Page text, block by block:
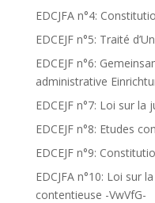
EDCJFA n°4:
EDCEJF n°5: Traité
EDCEJF n°6:
administrative
EDCEJF n°7: Loi sur
EDCEJF n°8: Etudes
EDCEJF n°9:
EDCJFA n°10: Loi sur
contentieuse -VwVfG-